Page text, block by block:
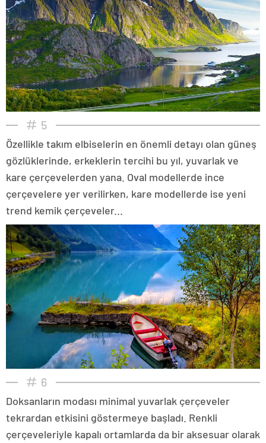
5
Özellikle takım elbiselerin en önemli detayı olan güneş
gözlüklerinde, erkeklerin tercihi bu yıl, yuvarlak ve
kare çerçevelerden yana. Oval modellerde ince
çerçevelere yer verilirken, kare modellerde ise yeni
trend kemik çerçeveler...
6
Doksanların modası minimal yuvarlak çerçeveler
tekrardan etkisini göstermeye başladı. Renkli
çerçeveleriyle kapalı ortamlarda da bir aksesuar olarak